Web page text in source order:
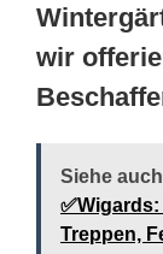
wir
Siehe auch
Treppen,